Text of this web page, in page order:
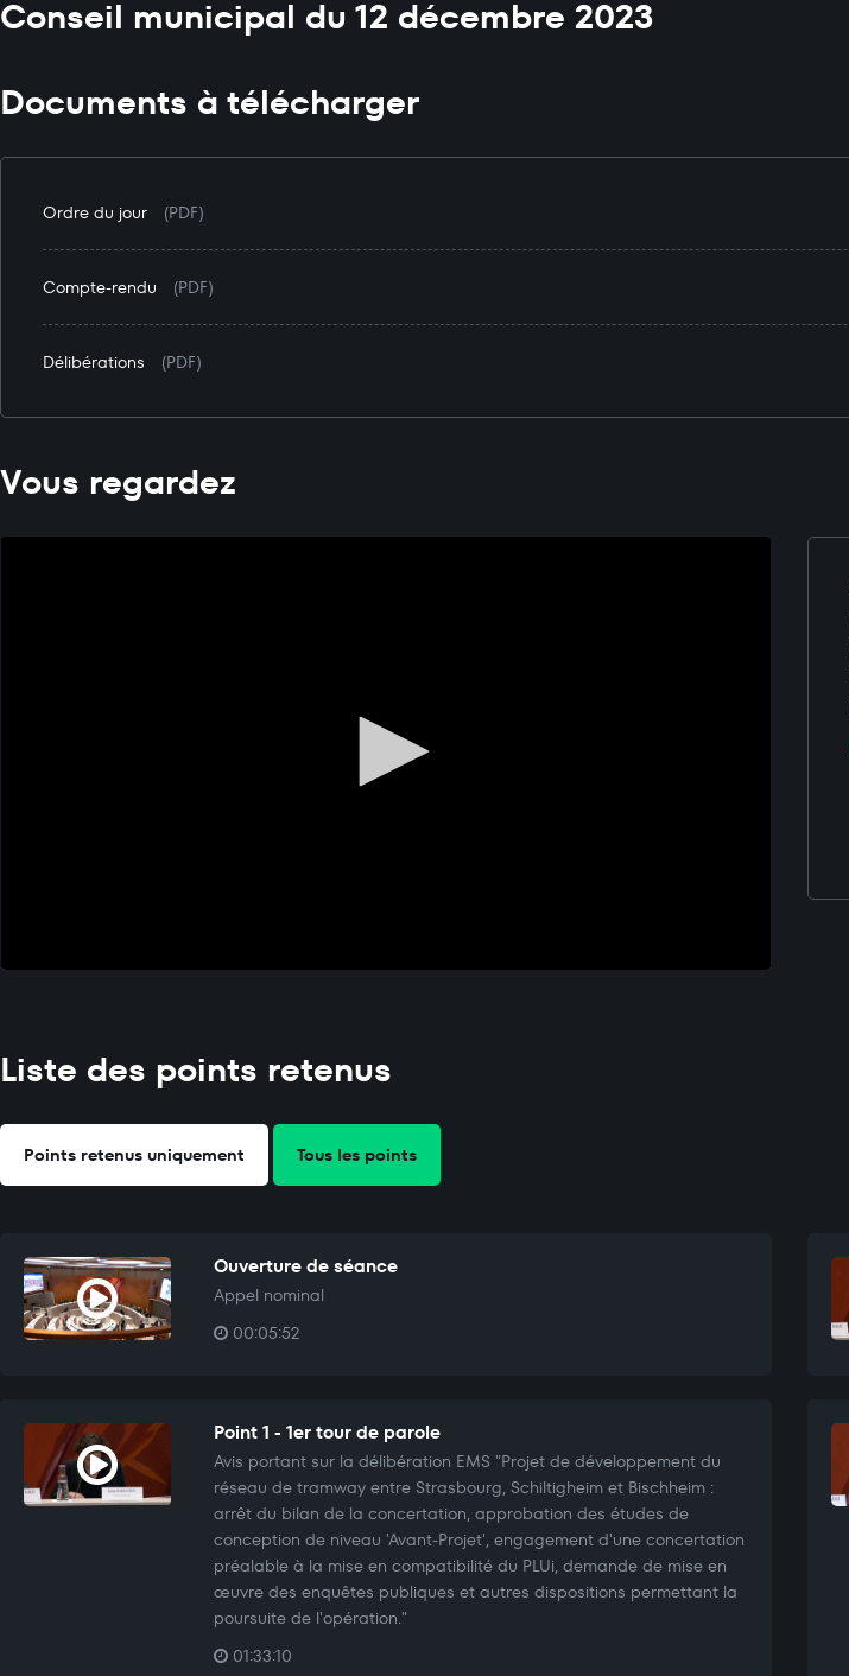
Conseil municipal du 12 décembre 2023
Documents à télécharger
Ordre du jour (PDF)
Compte-rendu (PDF)
Délibérations (PDF)
Vous regardez
Liste des points retenus
Points retenus uniquement Tous les points
Ouverture de séance
Appel nominal
00:05:52
Point 1 - 1er tour de parole
Avis portant sur la délibération EMS "Projet de développement du
réseau de tramway entre Strasbourg, Schiltigheim et Bischheim :
arrêt du bilan de la concertation, approbation des études de
conception de niveau 'Avant-Projet', engagement d'une concertation
préalable à la mise en compatibilité du PLUi, demande de mise en
œuvre des enquêtes publiques et autres dispositions permettant la
poursuite de l'opération."
01:33:10